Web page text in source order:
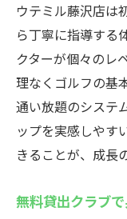
ルフ練
初心者
藤沢駅
設紹介
湘南ゴ
実現
方ポイ
ウテミル藤沢店は
ら丁寧に指導する
クターが個々のレ
理なくゴルフの基
通い放題のシステ
ップを実感しやす
きることが、成長
無料貸出クラブ